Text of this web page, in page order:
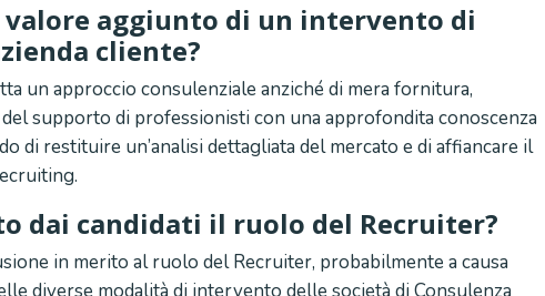
valore aggiunto di un intervento di
cliente?
un approccio consulenziale anziché di mera fornitura,
del supporto di professionisti con una approfondita conoscenza
di restituire un’analisi dettagliata del mercato e di affiancare il
dai candidati il ruolo del Recruiter?
in merito al ruolo del Recruiter, probabilmente a causa